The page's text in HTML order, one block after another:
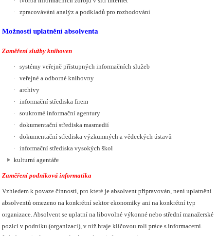
· zpracovávání analýz a podkladů pro rozhodování
Možnosti uplatnění absolventa
Zaměření služby knihoven
· systémy veřejně přístupných informačních služeb
· veřejné a odborné knihovny
· archivy
· informační střediska firem
· soukromé informační agentury
· dokumentační střediska masmedií
· dokumentační střediska výzkumných a vědeckých ústavů
· informační střediska vysokých škol
kulturní agentáře
Zaměření podniková informatika
Vzhledem k povaze činností, pro které je absolvent připravován, není uplatnění
absolventů omezeno na konkrétní sektor ekonomiky ani na konkrétní typ
organizace. Absolvent se uplatní na libovolné výkonné nebo střední manažerské
pozici v podniku (organizaci), v níž hraje klíčovou roli práce s informacemi.